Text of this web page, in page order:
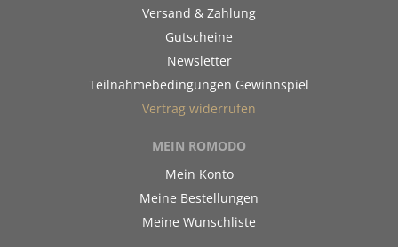
Versand & Zahlung
Gutscheine
Newsletter
Teilnahmebedingungen Gewinnspiel
Vertrag widerrufen
MEIN ROMODO
Mein Konto
Meine Bestellungen
Meine Wunschliste